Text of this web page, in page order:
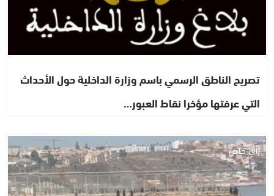
تصريح الناطق الرسمي باسم وزارة الداخلية حول الأحداث
التي عرفتها مؤخرا نقاط العبور…
رأي خاص